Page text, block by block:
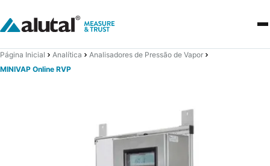
Página Inicial Analítica
Analisadores de Pressão de Vapor
MINIVAP Online RVP